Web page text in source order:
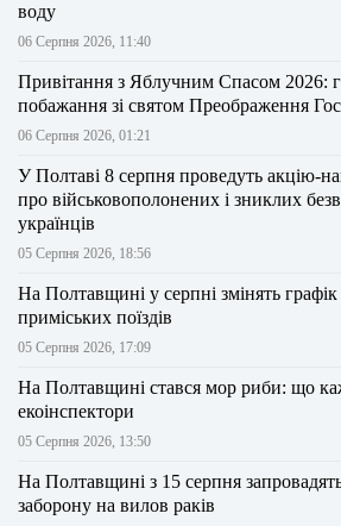
воду
06 Серпня 2026, 11:40
Привітання з Яблучним Спасом 2026:
побажання зі святом Преображення
06 Серпня 2026, 01:21
У Полтаві 8 серпня проведуть акцію-
про військовополонених і зниклих
українців
05 Серпня 2026, 18:56
На Полтавщині у серпні змінять
приміських поїздів
05 Серпня 2026, 17:09
На Полтавщині стався мор риби: що
екоінспектори
05 Серпня 2026, 13:50
На Полтавщині з 15 серпня
заборону на вилов раків